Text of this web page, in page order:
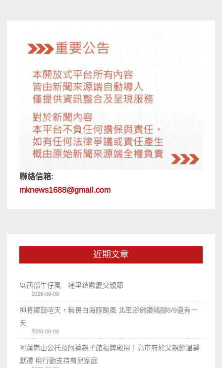
聯絡信箱:
mknews1688@gmail.com
近期文章
以西部牛仔風 埔里鎮歡慶父親節
2026-08-08
神將鑼鼓喧天，無畏白海豚颱風 北車浴佛鑽轎腳8/9還有一
天
2026-08-08
阿蓮崗山公托及阿蓮親子館揭牌啟用！高市府於父親節溫馨
獻禮 用行動支持育兒家庭